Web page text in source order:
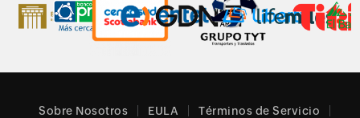
Sobre Nosotros EULA Términos de Servicio